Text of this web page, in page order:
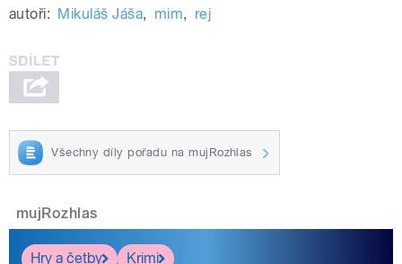
autoři: Mikuláš Jáša, mim, rej
Všechny díly pořadu na mujRozhlas
mujRozhlas
Hry a četby
Krimi